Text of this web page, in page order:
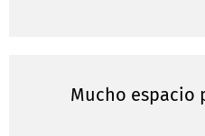
Mucho espacio